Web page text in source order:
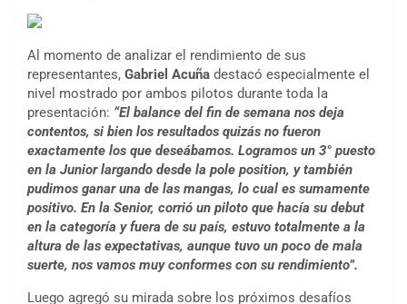
Al momento de analizar el rendimiento de sus
representantes, Gabriel Acuña destacó especialmente el
nivel mostrado por ambos pilotos durante toda la
presentación: “El balance del fin de semana nos deja
contentos, si bien los resultados quizás no fueron
exactamente los que deseábamos. Logramos un 3° puesto
en la Junior largando desde la pole position, y también
pudimos ganar una de las mangas, lo cual es sumamente
positivo. En la Senior, corrió un piloto que hacía su debut
en la categoría y fuera de su país, estuvo totalmente a la
altura de las expectativas, aunque tuvo un poco de mala
suerte, nos vamos muy conformes con su rendimiento”.
Luego agregó su mirada sobre los próximos desafíos